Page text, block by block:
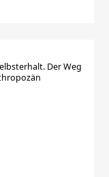
Der Weg